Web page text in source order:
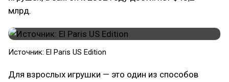
млрд.
Источник: El Paris US Edition
Для взрослых игрушки — это один из способов